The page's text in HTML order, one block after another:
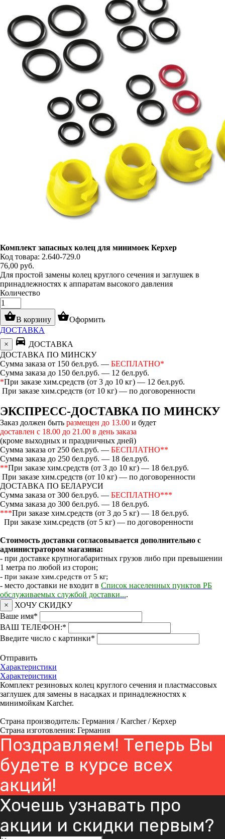
Комплект запасных колец для минимоек Керхер
Код товара: 2.640-729.0
76,00 руб.
Для простой замены колец круглого сечения и заглушек в
принадлежностях к аппаратам высокого давления
Количество
shopping_basketВ корзину shopping_basketОформить
ДОСТАВКА
×
directions_car ДОСТАВКА
ДОСТАВКА ПО МИНСКУ
Сумма заказа от 150 бел.руб. — БЕСПЛАТНО*
Сумма заказа до 150 бел.руб. — 12 бел.руб.
*При заказе хим.средств (от 3 до 10 кг) — 12 бел.руб.
При заказе хим.средств (от 10 кг) — по договоренности
ЭКСПРЕСС-ДОСТАВКА ПО МИНСКУ
Заказ должен быть размещен до 13.00 и будет
доставлен с 18.00 до 21.00 в день заказа
(кроме выходных и праздничных дней)
Сумма заказа от 250 бел.руб. — БЕСПЛАТНО**
Сумма заказа до 250 бел.руб. — 18 бел.руб.
**При заказе хим.средств (от 3 до 10 кг) — 18 бел.руб.
При заказе хим.средств (от 10 кг) — по договоренности
ДОСТАВКА ПО БЕЛАРУСИ
Сумма заказа от 300 бел.руб. — БЕСПЛАТНО***
Сумма заказа до 300 бел.руб. — 18 бел.руб.
***При заказе хим.средств (от 3 до 5 кг) — 18 бел.руб.
При заказе хим.средств (от 5 кг) — по договоренности
Стоимость доставки согласовывается дополнительно с
администратором магазина:
- при доставке крупногабаритных грузов либо при превышении
1 метра по любой из сторон;
- при заказе хим.средств от 5 кг;
- место доставки не входит в Список населенных пунктов РБ
обслуживаемых службой доставки....
×
ХОЧУ СКИДКУ
Ваше имя*
ВАШ ТЕЛЕФОН:*
Введите число с картинки*
Отправить
Характеристики
Характеристики
Комплект резиновых колец круглого сечения и пластмассовых
заглушек для замены в насадках и принадлежностях к
минимойкам Karcher.
Страна производитель: Германия / Karcher / Керхер
Страна изготовления: Германия
Поздравляем! Теперь Вы
будете в курсе всех
акций!
Хочешь узнавать про
акции и скидки первым?